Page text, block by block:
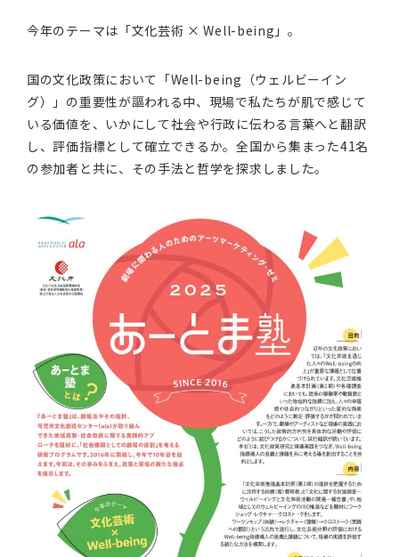
今年のテーマは「文化芸術 × Well-being」。
国の文化政策において「Well-being（ウェルビーイン
グ）」の重要性が謳われる中、現場で私たちが肌で感じて
いる価値を、いかにして社会や行政に伝わる言葉へと翻訳
し、評価指標として確立できるか。全国から集まった41名
の参加者と共に、その手法と哲学を探求しました。